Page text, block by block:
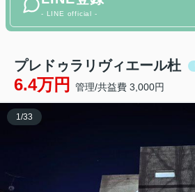
- LINE official -
プレドゥラリヴィエール杜
6.4万円 管理/共益費 3,000円
1/33